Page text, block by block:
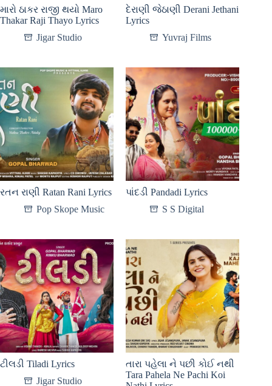
મારો ઠાકર રાજી થયો Maro
Thakar Raji Thayo Lyrics
Jigar Studio
દેરાણી જેઠાણી Derani Jethani
Lyrics
Yuvraj Films
રતન રાણી Ratan Rani Lyrics
Pop Skope Music
પાંદડી Pandadi Lyrics
S S Digital
ટીલડી Tiladi Lyrics
Jigar Studio
તારા પહેલા ને પછી કોઈ નથી
Tara Pahela Ne Pachi Koi